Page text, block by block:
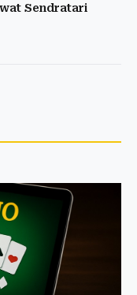
Sendratari